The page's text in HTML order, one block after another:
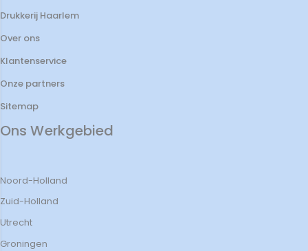
Drukkerij Haarlem
Over ons
Klantenservice
Onze partners
Sitemap
Ons Werkgebied
Noord-Holland
Zuid-Holland
Utrecht
Groningen